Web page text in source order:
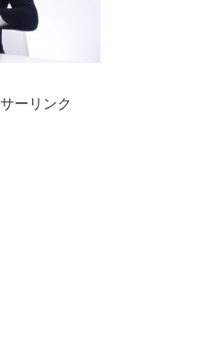
ーリンク